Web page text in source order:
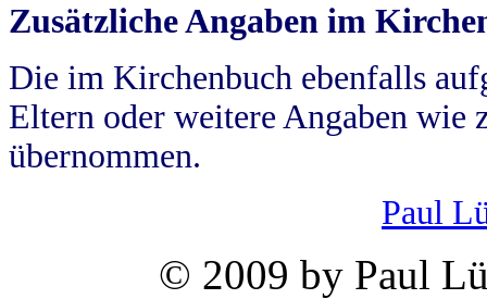
Zusätzliche Angaben im
Die im Kirchenbuch ebenfalls
Eltern oder weitere Angaben wie
übernommen.
Paul
© 2009 by Paul